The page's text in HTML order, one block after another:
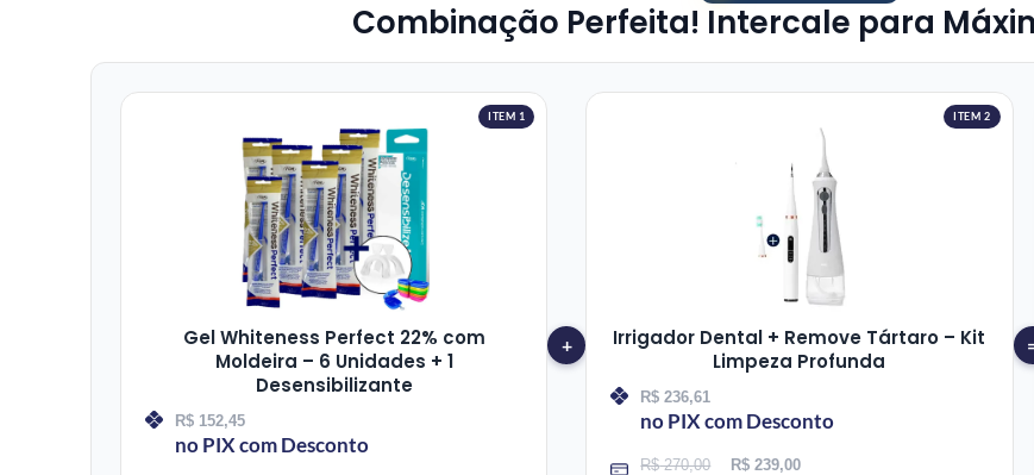
Combinação Perfeita! Intercale para
ITEM 1
Gel Whiteness Perfect 22% com
Moldeira – 6 Unidades + 1
Desensibilizante
R$ 152,45
no PIX com Desconto
+
ITEM 2
Irrigador Dental + Remove Tártaro – Kit
Limpeza Profunda
R$ 236,61
no PIX com Desconto
R$270,00 R$ 239,00